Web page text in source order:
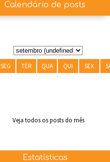
Calendário de posts
SEG TER QUA QUI SEX
Veja todos os posts do mês
Estatísticas